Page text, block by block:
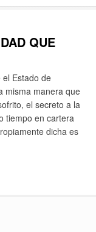
QUE
Estado de
misma manera que
el secreto a la
tiempo en cartera
dicha es